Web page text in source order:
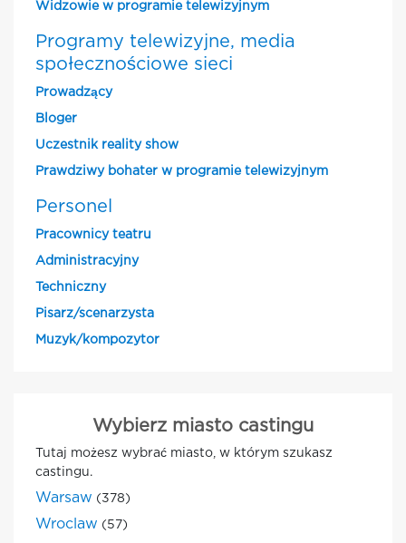
Widzowie w programie telewizyjnym
Programy telewizyjne, media
społecznościowe sieci
Prowadzący
Bloger
Uczestnik reality show
Prawdziwy bohater w programie telewizyjnym
Personel
Pracownicy teatru
Administracyjny
Techniczny
Pisarz/scenarzysta
Muzyk/kompozytor
Wybierz miasto castingu
Tutaj możesz wybrać miasto, w którym szukasz
castingu.
Warsaw (378)
Wroclaw (57)